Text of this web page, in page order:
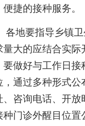
捷的接种服务。
地要指导乡镇卫
大的应结合实
做好与工作日
通过多种形式
咨询电话、开
门诊外醒目位